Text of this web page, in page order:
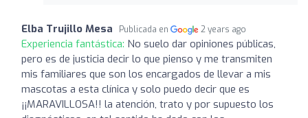
Elba Trujillo Mesa Publicada en 2 years ago
Experiencia fantástica: No suelo dar opiniones públicas,
pero es de justicia decir lo que pienso y me transmiten
mis familiares que son los encargados de llevar a mis
mascotas a esta clínica y solo puedo decir que es
¡¡MARAVILLOSA!! la atención, trato y por supuesto los